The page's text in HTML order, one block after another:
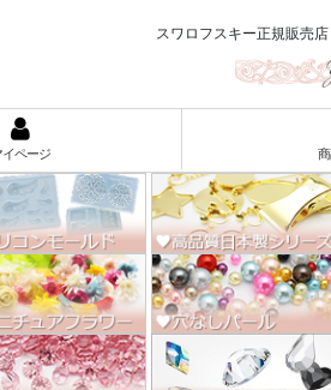
スワロフスキー正規販売
イページ